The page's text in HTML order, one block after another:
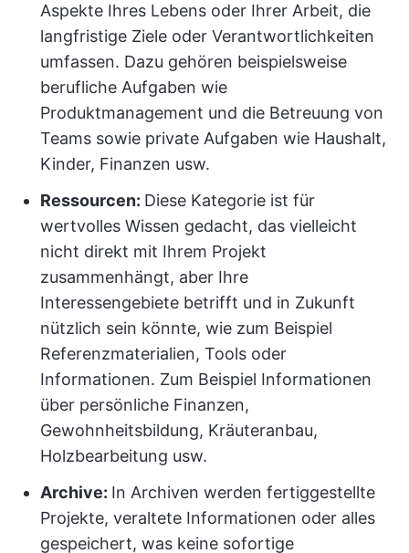
Aspekte Ihres Lebens oder Ihrer Arbeit, die
langfristige Ziele oder Verantwortlichkeiten
umfassen. Dazu gehören beispielsweise
berufliche Aufgaben wie
Produktmanagement und die Betreuung von
Teams sowie private Aufgaben wie Haushalt,
Kinder, Finanzen usw.
Ressourcen: Diese Kategorie ist für
wertvolles Wissen gedacht, das vielleicht
nicht direkt mit Ihrem Projekt
zusammenhängt, aber Ihre
Interessengebiete betrifft und in Zukunft
nützlich sein könnte, wie zum Beispiel
Referenzmaterialien, Tools oder
Informationen. Zum Beispiel Informationen
über persönliche Finanzen,
Gewohnheitsbildung, Kräuteranbau,
Holzbearbeitung usw.
Archive: In Archiven werden fertiggestellte
Projekte, veraltete Informationen oder alles
gespeichert, was keine sofortige